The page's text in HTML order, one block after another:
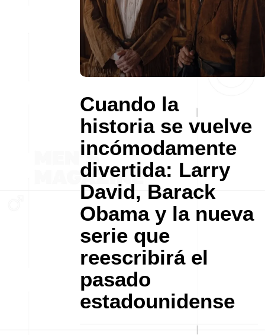
Cuando la
historia se vuelve
incómodamente
divertida: Larry
David, Barack
Obama y la nueva
serie que
reescribirá el
pasado
estadounidense